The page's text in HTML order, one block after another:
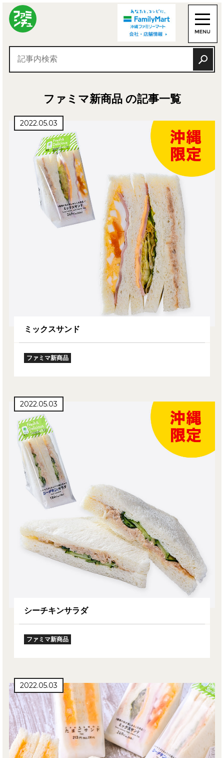
ファミマ新商品 の記事一覧
2022.05.03
ミックスサンド
ファミマ新商品
2022.05.03
シーチキンサラダ
ファミマ新商品
2022.05.03